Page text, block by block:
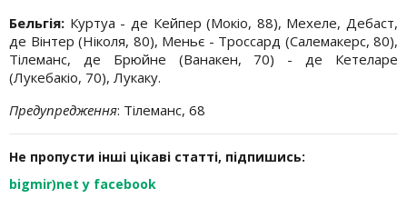
Бельгія: Куртуа - де Кейпер (Мокіо, 88), Мехеле, Дебаст,
де Вінтер (Ніколя, 80), Меньє - Троссард (Салемакерс, 80),
Тілеманс, де Брюйне (Ванакен, 70) - де Кетеларе
(Лукебакіо, 70), Лукаку.
Предупредження: Тілеманс, 68
Не пропусти інші цікаві статті, підпишись:
bigmir)net у facebook